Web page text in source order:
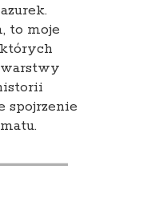
to moje
warstwy
spojrzenie